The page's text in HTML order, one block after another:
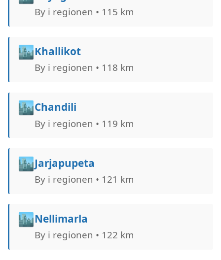
By i regionen • 115 km
🏙️Khallikot
By i regionen • 118 km
🏙️Chandili
By i regionen • 119 km
🏙️Jarjapupeta
By i regionen • 121 km
🏙️Nellimarla
By i regionen • 122 km